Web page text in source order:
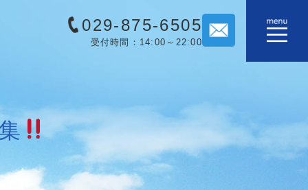
029-875-6505
受付時間：14:00～22:00